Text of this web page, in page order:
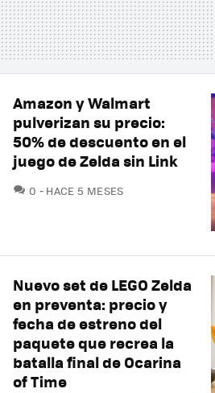
Amazon y Walmart
pulverizan su precio:
50% de descuento en el
juego de Zelda sin Link
0 COMENTARIOS
HACE 5 MESES
Nuevo set de LEGO Zelda
en preventa: precio y
fecha de estreno del
paquete que recrea la
batalla final de Ocarina
of Time